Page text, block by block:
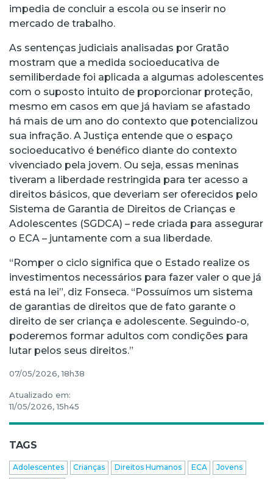
impedia de concluir a escola ou se inserir no
mercado de trabalho.
As sentenças judiciais analisadas por Gratão
mostram que a medida socioeducativa de
semiliberdade foi aplicada a algumas adolescentes
com o suposto intuito de proporcionar proteção,
mesmo em casos em que já haviam se afastado
há mais de um ano do contexto que potencializou
sua infração. A Justiça entende que o espaço
socioeducativo é benéfico diante do contexto
vivenciado pela jovem. Ou seja, essas meninas
tiveram a liberdade restringida para ter acesso a
direitos básicos, que deveriam ser oferecidos pelo
Sistema de Garantia de Direitos de Crianças e
Adolescentes (SGDCA) – rede criada para assegurar
o ECA – juntamente com a sua liberdade.
“Romper o ciclo significa que o Estado realize os
investimentos necessários para fazer valer o que já
está na lei”, diz Fonseca. “Possuímos um sistema
de garantias de direitos que de fato garante o
direito de ser criança e adolescente. Seguindo-o,
poderemos formar adultos com condições para
lutar pelos seus direitos.”
07/05/2026, 18h38
Atualizado em:
11/05/2026, 15h45
TAGS
Adolescentes Crianças Direitos Humanos ECA
Jovens